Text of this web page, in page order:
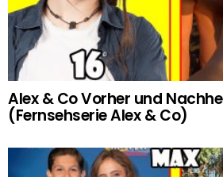
Alex & Co Vorher und
(Fernsehserie Alex & Co)